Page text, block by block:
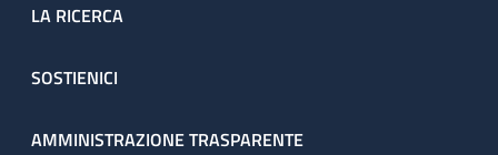
LA RICERCA
SOSTIENICI
AMMINISTRAZIONE TRASPARENTE